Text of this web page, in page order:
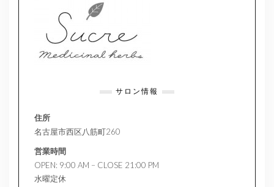
サロン情報
住所
名古屋市西区八筋町260
営業時間
OPEN: 9:00 AM – CLOSE 21:00 PM
水曜定休